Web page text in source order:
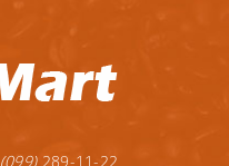
(099)289-11-22